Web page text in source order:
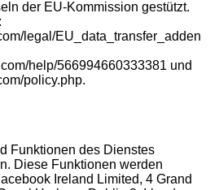
der EU-Kommission gestützt.
legal/EU_data_transfer_adden
help/566994660333381 und
policy.php.
Funktionen des Dienstes
Diese Funktionen werden
Ireland Limited, 4 Grand